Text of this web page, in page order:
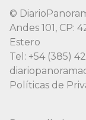
©
Andes 101, CP:
Estero
Tel: +54 (385)
Políticas de